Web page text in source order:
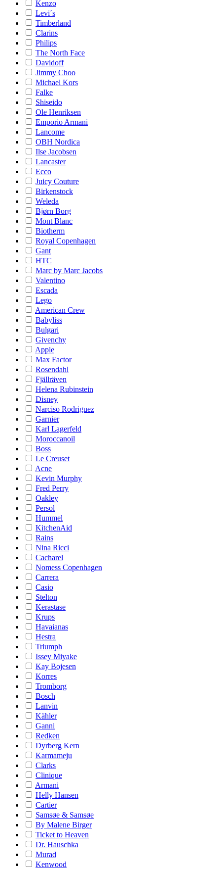
Kenzo
Levi´s
Timberland
Clarins
Philips
The North Face
Davidoff
Jimmy Choo
Michael Kors
Falke
Shiseido
Ole Henriksen
Emporio Armani
Lancome
OBH Nordica
Ilse Jacobsen
Lancaster
Ecco
Juicy Couture
Birkenstock
Weleda
Bjørn Borg
Mont Blanc
Biotherm
Royal Copenhagen
Gant
HTC
Marc by Marc Jacobs
Valentino
Escada
Lego
American Crew
Babyliss
Bulgari
Givenchy
Apple
Max Factor
Rosendahl
Fjällräven
Helena Rubinstein
Disney
Narciso Rodriguez
Garnier
Karl Lagerfeld
Moroccanoil
Boss
Le Creuset
Acne
Kevin Murphy
Fred Perry
Oakley
Persol
Hummel
KitchenAid
Rains
Nina Ricci
Cacharel
Nomess Copenhagen
Carrera
Casio
Stelton
Kerastase
Krups
Havaianas
Hestra
Triumph
Issey Miyake
Kay Bojesen
Korres
Tromborg
Bosch
Lanvin
Kähler
Ganni
Redken
Dyrberg Kern
Karmameju
Clarks
Clinique
Armani
Helly Hansen
Cartier
Samsøe & Samsøe
By Malene Birger
Ticket to Heaven
Dr. Hauschka
Murad
Kenwood